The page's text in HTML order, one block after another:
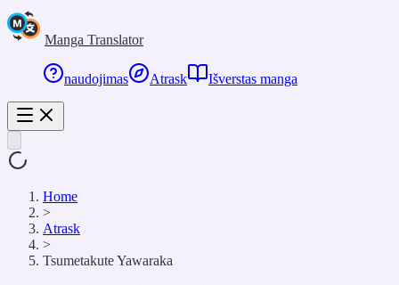
Manga Translator
naudojimas Atrask Išverstas manga
Home
>
Atrask
>
Tsumetakute Yawaraka